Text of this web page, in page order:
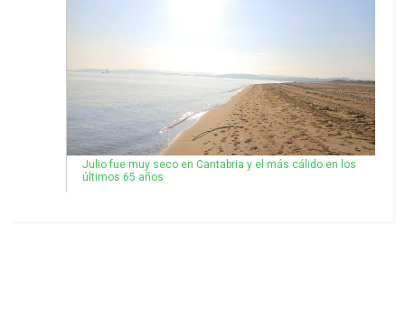
Julio fue muy seco en Cantabria y el más cálido en los
últimos 65 años